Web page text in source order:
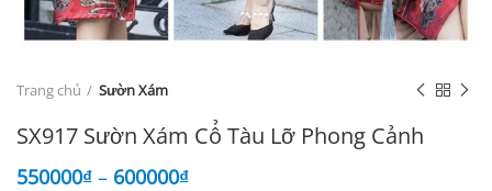
Trang chủ Sườn Xám
SX917 Sườn Xám Cổ Tàu Lỡ Phong Cảnh
550000₫ – 600000₫